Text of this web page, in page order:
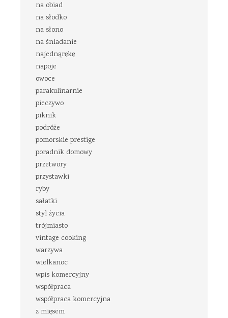
na obiad
na słodko
na słono
na śniadanie
najednąrękę
napoje
owoce
parakulinarnie
pieczywo
piknik
podróże
pomorskie prestige
poradnik domowy
przetwory
przystawki
ryby
sałatki
styl życia
trójmiasto
vintage cooking
warzywa
wielkanoc
wpis komercyjny
współpraca
współpraca komercyjna
z mięsem